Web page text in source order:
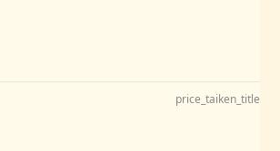
price_taiken_title